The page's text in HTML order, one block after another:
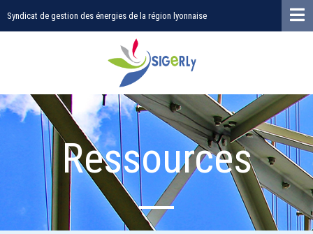
Syndicat de gestion des énergies de la région lyonnaise
Ressources